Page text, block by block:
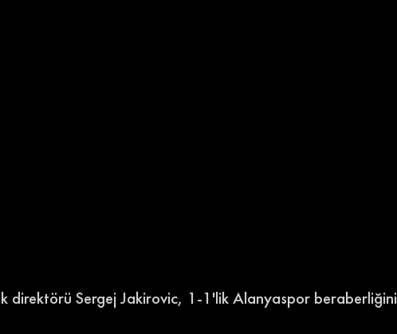
direktörü Sergej Jakirovic, 1-1'lik Alanyaspor beraberliğini